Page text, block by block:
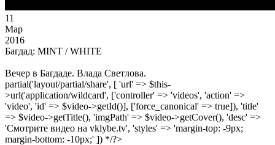
11
Мар
2016
Багдад: MINT / WHITE
Вечер в Багдаде. Влада Светлова.
partial('layout/partial/share', [ 'url' => $this-
>url('application/wildcard', ['controller' => 'videos', 'action' =>
'video', 'id' => $video->getId()], ['force_canonical' => true]), 'title'
=> $video->getTitle(), 'imgPath' => $video->getCover(), 'desc' =>
'Смотрите видео на vklybe.tv', 'styles' => 'margin-top: -9px;
margin-bottom: -10px;' ]) */?>